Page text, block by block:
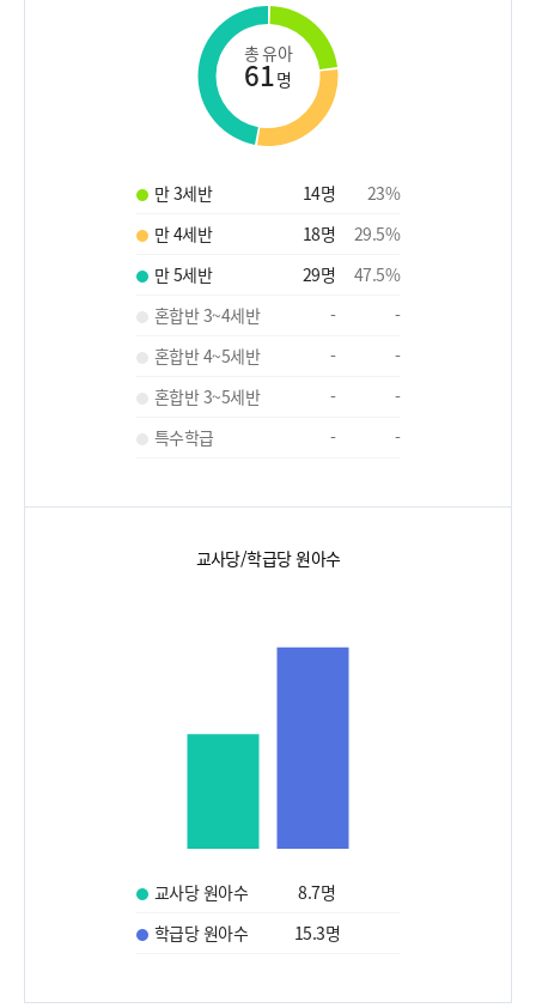
총 유아
61명
만 3세반 14명 23%
만 4세반
18명 29.5%
만 5세반
29명 47.5%
혼합반 3~4세반
-
-
혼합반 4~5세반
-
-
혼합반 3~5세반
-
-
특수학급
- -
교사당/학급당 원아수
교사당 원아수 8.7명
학급당 원아수
15.3명